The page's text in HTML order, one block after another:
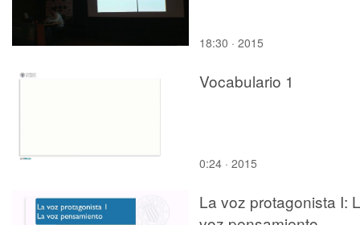
18:30 · 2015
Vocabulario 1
0:24 · 2015
La voz protagonista I: